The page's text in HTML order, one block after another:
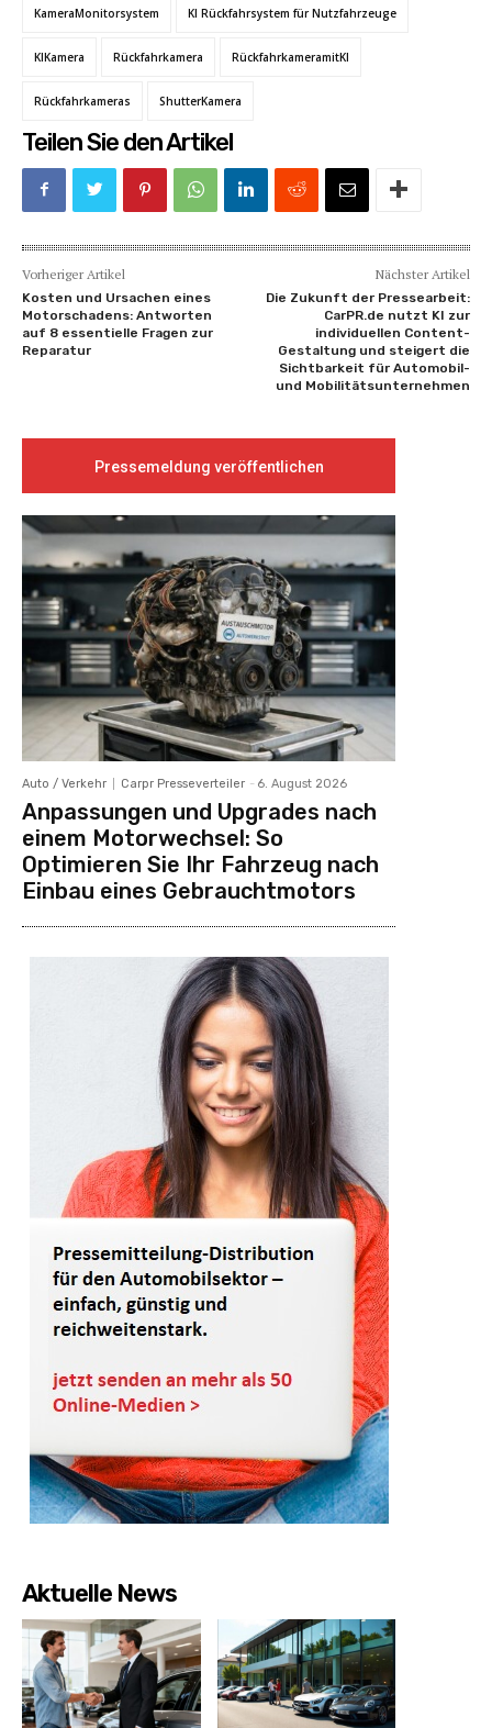
KameraMonitorsystem KI Rückfahrsystem für Nutzfahrzeuge
KIKamera Rückfahrkamera RückfahrkameramitKI
Rückfahrkameras ShutterKamera
Teilen Sie den Artikel
Vorheriger Artikel
Kosten und Ursachen eines
Motorschadens: Antworten
auf 8 essentielle Fragen zur
Reparatur
Nächster Artikel
Die Zukunft der Pressearbeit:
CarPR.de nutzt KI zur
individuellen Content-
Gestaltung und steigert die
Sichtbarkeit für Automobil-
und Mobilitätsunternehmen
Pressemeldung veröffentlichen
Auto / Verkehr Carpr Presseverteiler - 6. August 2026
Anpassungen und Upgrades nach
einem Motorwechsel: So
Optimieren Sie Ihr Fahrzeug nach
Einbau eines Gebrauchtmotors
Aktuelle News